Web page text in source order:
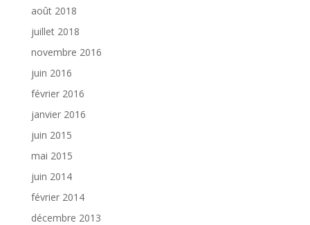
août 2018
juillet 2018
novembre 2016
juin 2016
février 2016
janvier 2016
juin 2015
mai 2015
juin 2014
février 2014
décembre 2013